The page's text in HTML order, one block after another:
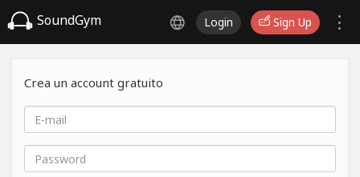
SoundGym Login Sign Up
Crea un account gratuito